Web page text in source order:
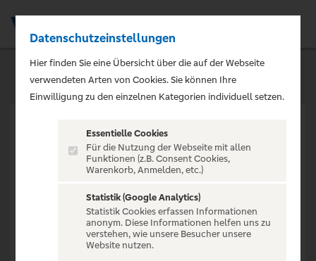
VERANSTALTUNG NICHT
GEFUNDEN
Datenschutzeinstellungen
Hier finden Sie eine Übersicht über die auf der Webseite
verwendeten Arten von Cookies. Sie können Ihre
Einwilligung zu den einzelnen Kategorien individuell setzen.
Essentielle Cookies
Für die Nutzung der Webseite mit allen
Funktionen (z.B. Consent Cookies,
Warenkorb, Anmelden, etc.)
Statistik (Google Analytics)
Statistik Cookies erfassen Informationen
anonym. Diese Informationen helfen uns zu
verstehen, wie unsere Besucher unsere
Website nutzen.